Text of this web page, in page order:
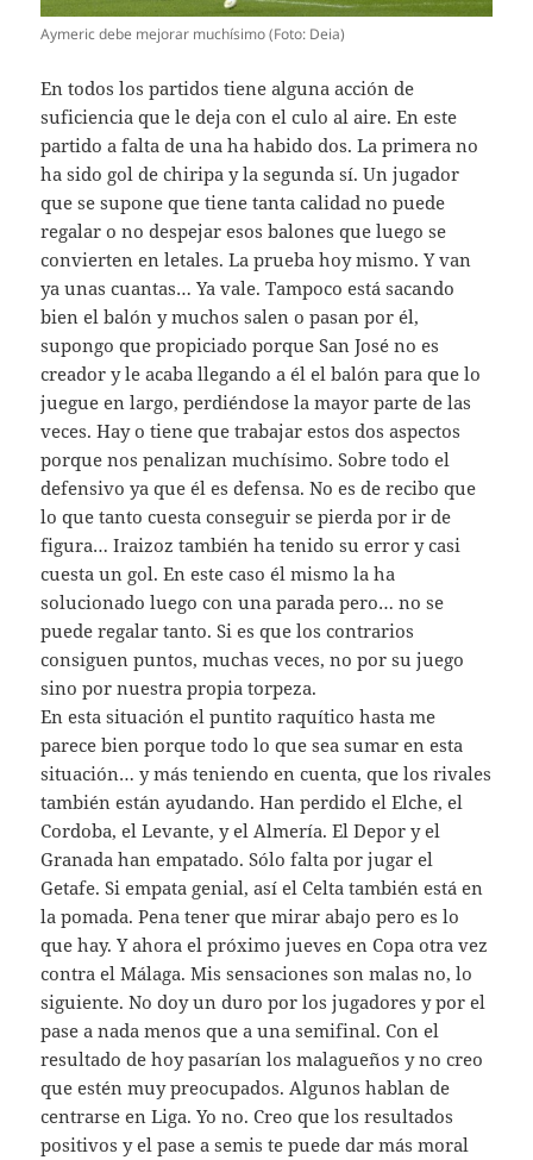
Aymeric debe mejorar muchísimo (Foto: Deia)
En todos los partidos tiene alguna acción de
suficiencia que le deja con el culo al aire. En este
partido a falta de una ha habido dos. La primera no
ha sido gol de chiripa y la segunda sí. Un jugador
que se supone que tiene tanta calidad no puede
regalar o no despejar esos balones que luego se
convierten en letales. La prueba hoy mismo. Y van
ya unas cuantas… Ya vale. Tampoco está sacando
bien el balón y muchos salen o pasan por él,
supongo que propiciado porque San José no es
creador y le acaba llegando a él el balón para que lo
juegue en largo, perdiéndose la mayor parte de las
veces. Hay o tiene que trabajar estos dos aspectos
porque nos penalizan muchísimo. Sobre todo el
defensivo ya que él es defensa. No es de recibo que
lo que tanto cuesta conseguir se pierda por ir de
figura… Iraizoz también ha tenido su error y casi
cuesta un gol. En este caso él mismo la ha
solucionado luego con una parada pero… no se
puede regalar tanto. Si es que los contrarios
consiguen puntos, muchas veces, no por su juego
sino por nuestra propia torpeza.
En esta situación el puntito raquítico hasta me
parece bien porque todo lo que sea sumar en esta
situación… y más teniendo en cuenta, que los rivales
también están ayudando. Han perdido el Elche, el
Cordoba, el Levante, y el Almería. El Depor y el
Granada han empatado. Sólo falta por jugar el
Getafe. Si empata genial, así el Celta también está en
la pomada. Pena tener que mirar abajo pero es lo
que hay. Y ahora el próximo jueves en Copa otra vez
contra el Málaga. Mis sensaciones son malas no, lo
siguiente. No doy un duro por los jugadores y por el
pase a nada menos que a una semifinal. Con el
resultado de hoy pasarían los malagueños y no creo
que estén muy preocupados. Algunos hablan de
centrarse en Liga. Yo no. Creo que los resultados
positivos y el pase a semis te puede dar más moral